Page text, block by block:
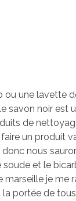
ou une lavette
savon noir est
de
faire un produit
nous
soude et le
marseille je me
la portée de